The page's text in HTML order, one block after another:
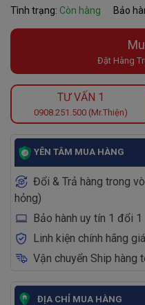
Tình trạng: Còn hàng Bảo
Đặt Hàng
TƯ VẤN 1
0908.251.500 (Mr.Thiện)
YÊN TÂM MUA HÀNG
Đổi & Trả hàng trong
hỏng)
Bảo hành uy tín 1 đổi 1
Linh kiện chính hãng
Vận chuyển Ship hàng
ĐỊA CHỈ MUA HÀNG